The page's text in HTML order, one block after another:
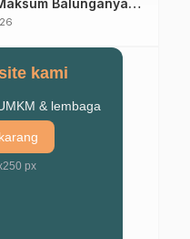
Bersusun
kami
& lembaga
px